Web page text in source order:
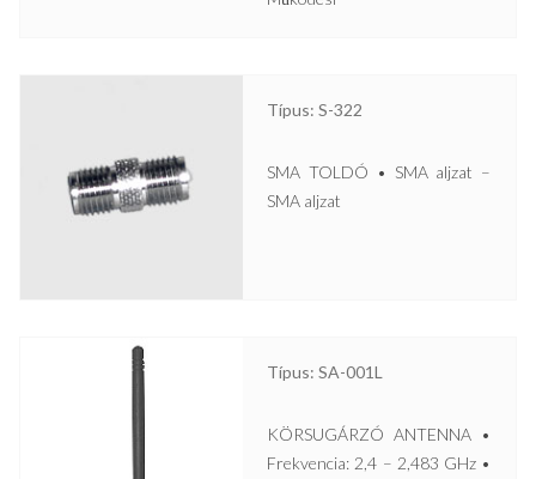
Típus: S-322
SMA TOLDÓ • SMA aljzat –
SMA aljzat
Típus: SA-001L
KÖRSUGÁRZÓ ANTENNA •
Frekvencia: 2,4 – 2,483 GHz •